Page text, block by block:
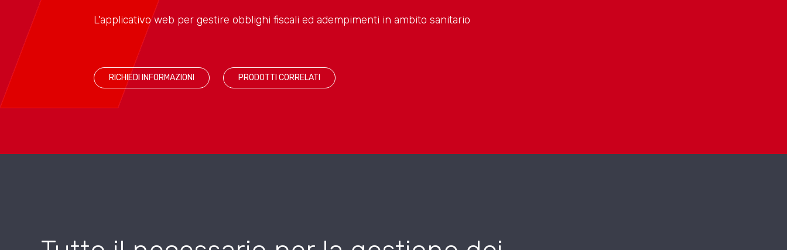
L'applicativo web per gestire obblighi fiscali ed adempimenti in ambito sanitario
RICHIEDI INFORMAZIONI PRODOTTI CORRELATI